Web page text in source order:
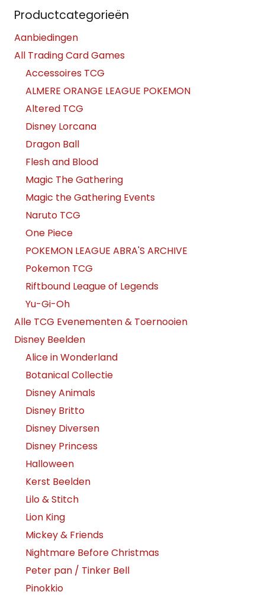
Productcategorieën
Aanbiedingen
All Trading Card Games
Accessoires TCG
ALMERE ORANGE LEAGUE POKEMON
Altered TCG
Disney Lorcana
Dragon Ball
Flesh and Blood
Magic The Gathering
Magic the Gathering Events
Naruto TCG
One Piece
POKEMON LEAGUE ABRA'S ARCHIVE
Pokemon TCG
Riftbound League of Legends
Yu-Gi-Oh
Alle TCG Evenementen & Toernooien
Disney Beelden
Alice in Wonderland
Botanical Collectie
Disney Animals
Disney Britto
Disney Diversen
Disney Princess
Halloween
Kerst Beelden
Lilo & Stitch
Lion King
Mickey & Friends
Nightmare Before Christmas
Peter pan / Tinker Bell
Pinokkio